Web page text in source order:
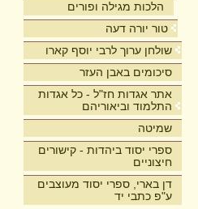
הלכות מגילה ופורים
טור יורה דעה
שולחן ערוך לרבי יוסף קארו
סיכומים באבן העזר
אתר אגדות חז"ל - כל אגדות
התלמוד וביאוריהם
שמיטה
ספרי יסוד ביהדות - קישורים
חיצוניים
דן בארי, ספרי יסוד מעוצבים
ע"פ כתבי יד